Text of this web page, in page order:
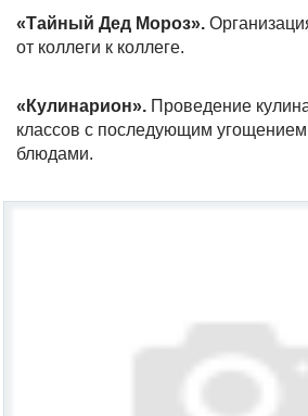
«Тайный Дед Мороз».
от коллеги к коллеге.
«Кулинарион». Проведение
классов с последующим
блюдами.